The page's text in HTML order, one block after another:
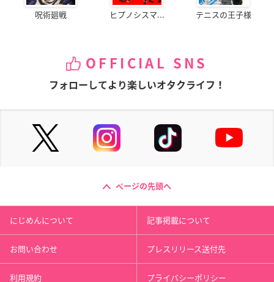
呪術廻戦 ヒプノシスマ... テニスの王子様
OFFICIAL SNS
フォローしてより楽しいオタクライフ！
ページの先頭へ
にじめんについて 記事掲載について
お問い合わせ プレスリリース送付先
利用規約 プライバシーポリシー